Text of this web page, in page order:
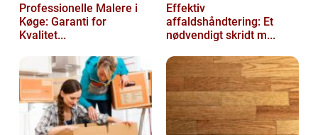
Professionelle Malere i
Køge: Garanti for
Kvalitet...
Effektiv
affaldshåndtering: Et
nødvendigt skridt m...